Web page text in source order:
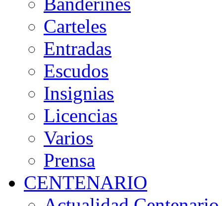
Carteles
Entradas
Escudos
Insignias
Licencias
Varios
Prensa
CENTENARIO